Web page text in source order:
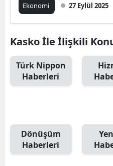
Ekonomi 27 Eylül 2025
Kasko İle İlişkili
Türk Nippon
Haberleri
Dönüşüm
Haberleri